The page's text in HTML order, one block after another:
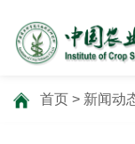
首页 > 新闻动